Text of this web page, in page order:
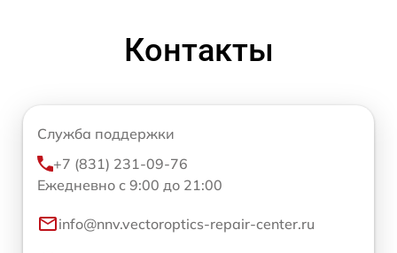
Контакты
Служба поддержки
+7 (831) 231-09-76
Ежедневно с 9:00 до 21:00
info@nnv.vectoroptics-repair-center.ru